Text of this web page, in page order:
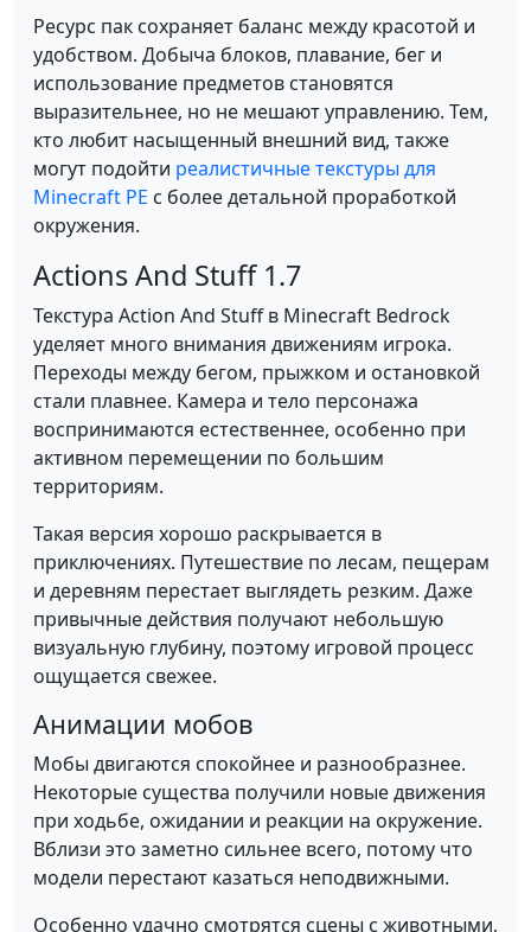
Ресурс пак сохраняет баланс между красотой и
удобством. Добыча блоков, плавание, бег и
использование предметов становятся
выразительнее, но не мешают управлению. Тем,
кто любит насыщенный внешний вид, также
могут подойти реалистичные текстуры для
Minecraft PE с более детальной проработкой
окружения.
Actions And Stuff 1.7
Текстура Action And Stuff в Minecraft Bedrock
уделяет много внимания движениям игрока.
Переходы между бегом, прыжком и остановкой
стали плавнее. Камера и тело персонажа
воспринимаются естественнее, особенно при
активном перемещении по большим
территориям.
Такая версия хорошо раскрывается в
приключениях. Путешествие по лесам, пещерам
и деревням перестает выглядеть резким. Даже
привычные действия получают небольшую
визуальную глубину, поэтому игровой процесс
ощущается свежее.
Анимации мобов
Мобы двигаются спокойнее и разнообразнее.
Некоторые существа получили новые движения
при ходьбе, ожидании и реакции на окружение.
Вблизи это заметно сильнее всего, потому что
модели перестают казаться неподвижными.
Особенно удачно смотрятся сцены с животными,